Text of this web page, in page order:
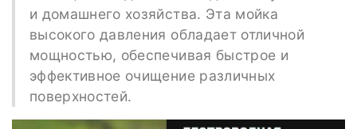
и домашнего хозяйства. Эта мойка
высокого давления обладает отличной
мощностью, обеспечивая быстрое и
эффективное очищение различных
поверхностей.